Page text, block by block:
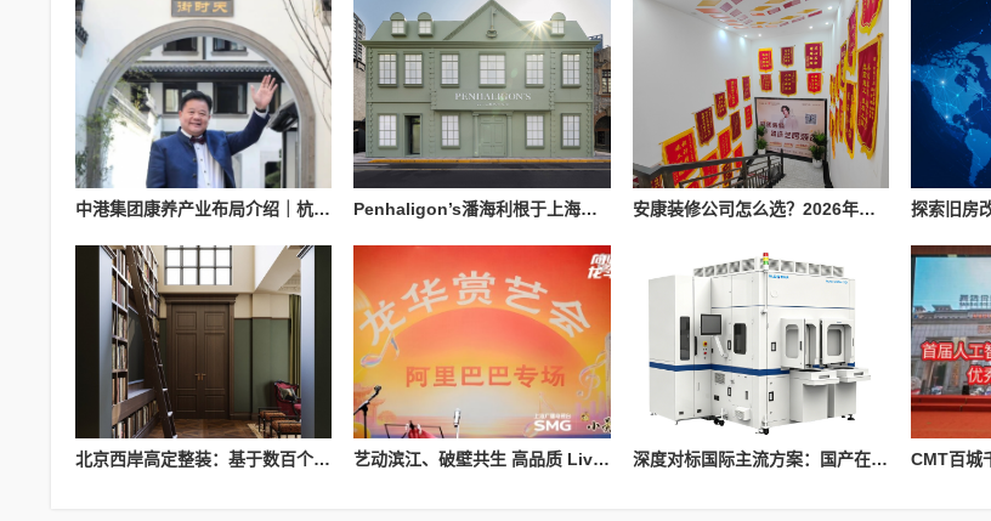
中港集团康养产业布局介绍｜杭州国际医养科技有限公司业务参考 Penhaligon’s潘海利根于上海隆重呈献《游弋之地：伦敦名流录》主题展览 致敬肖像兽首系列十周年传奇篇章 安康装修公司怎么选？2026年本地装修市场信息参考
北京西岸高定整装：基于数百个大宅整装案例的服务实践 艺动滨江、破壁共生 高品质 Live 演出赋能品质城区建设 深度对标国际主流方案：国产在线原子力显微镜的技术突破与产线实践